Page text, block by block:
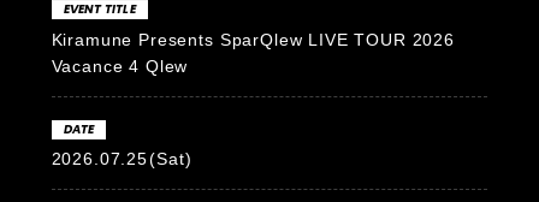
EVENT TITLE
Kiramune Presents SparQlew LIVE TOUR 2026
Vacance 4 Qlew
DATE
2026.07.25(Sat)